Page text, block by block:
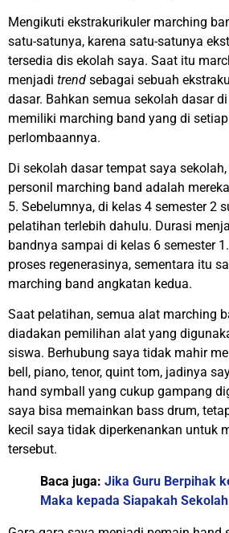
Mengikuti ekstrakurikuler marching
satu-satunya, karena satu-satunya
tersedia dis ekolah saya. Saat itu
menjadi trend sebagai sebuah
dasar. Bahkan semua sekolah dasar
memiliki marching band yang di
perlombaannya.
Di sekolah dasar tempat saya
personil marching band adalah
5. Sebelumnya, di kelas 4 semester 2
pelatihan terlebih dahulu. Durasi
bandnya sampai di kelas 6 semester
proses regenerasinya, sementara itu
marching band angkatan kedua.
Saat pelatihan, semua alat marching
diadakan pemilihan alat yang
siswa. Berhubung saya tidak mahir
bell, piano, tenor, quint tom, jadinya
hand symball yang cukup gampang
saya bisa memainkan bass drum,
kecil saya tidak diperkenankan untuk
tersebut.
Baca juga: Jika Guru Berpihak
Maka kepada Siapakah